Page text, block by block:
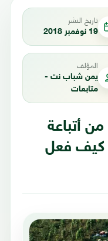
تاريخ النشر
19 نوفمبر 2018
المؤلف
يمن شباب نت -
متابعات
قس أمريكي اقنع 900 من أتباعة
كيف فعل